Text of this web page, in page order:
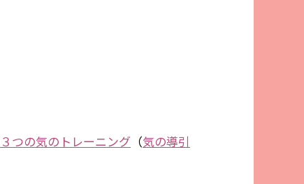
３つの気のトレーニング （気の導引